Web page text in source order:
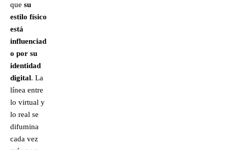
que su
estilo físico
está
influenciad
o por su
identidad
digital. La
línea entre
lo virtual y
lo real se
difumina
cada vez